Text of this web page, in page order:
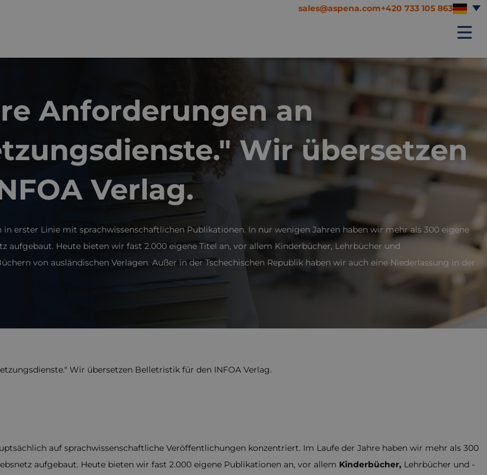
sales@aspena.com+420 733 105 863
Anforderungen an
Wir übersetzen
Verlag.
erster Linie mit sprachwissenschaftlichen Publikationen. In nur wenigen Jahren haben wir mehr als 300 eigene
Heute bieten wir fast 2.000 eigene Titel an, vor allem Kinderbücher, Lehrbücher und
von ausländischen Verlagen. Außer in der Tschechischen Republik haben wir auch eine Niederlassung in der
Wir übersetzen Belletristik für den INFOA Verlag.
auf sprachwissenschaftliche Veröffentlichungen konzentriert. Im Laufe der Jahre haben wir mehr als 300
aufgebaut. Heute bieten wir fast 2.000 eigene Publikationen an, vor allem Kinderbücher, Lehrbücher und -